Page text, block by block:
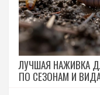
ЛУЧШАЯ НАЖИВКА
ПО СЕЗОНАМ И